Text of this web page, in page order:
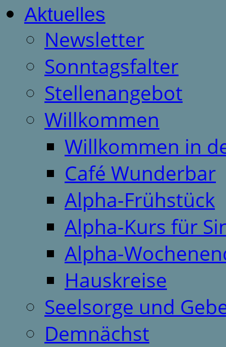
Aktuelles
Newsletter
Sonntagsfalter
Stellenangebot
Willkommen
Willkommen in
Café Wunderbar
Alpha-Frühstück
Alpha-Kurs für
Alpha-
Hauskreise
Seelsorge und
Demnächst